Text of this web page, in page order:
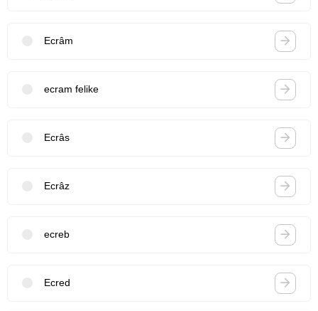
Ecrâm
ecram felike
Ecrâs
Ecrâz
ecreb
Ecred